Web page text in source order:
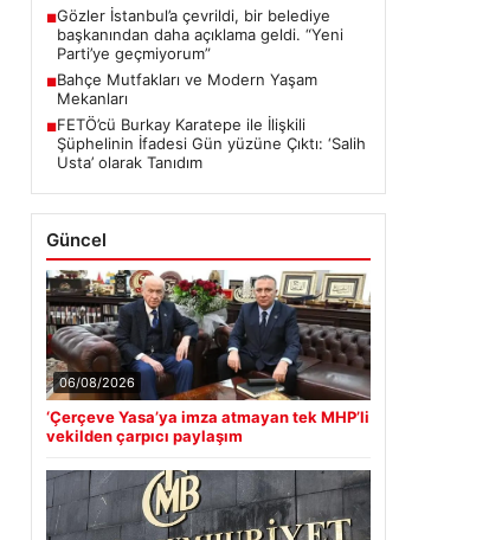
■Gözler İstanbul’a çevrildi, bir belediye
başkanından daha açıklama geldi. “Yeni
Parti’ye geçmiyorum”
■Bahçe Mutfakları ve Modern Yaşam
Mekanları
■FETÖ’cü Burkay Karatepe ile İlişkili
Şüphelinin İfadesi Gün yüzüne Çıktı: ‘Salih
Usta’ olarak Tanıdım
Güncel
06/08/2026
‘Çerçeve Yasa’ya imza atmayan tek MHP’li
vekilden çarpıcı paylaşım